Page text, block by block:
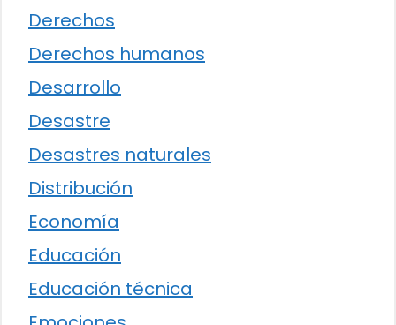
Derechos
Derechos humanos
Desarrollo
Desastre
Desastres naturales
Distribución
Economía
Educación
Educación técnica